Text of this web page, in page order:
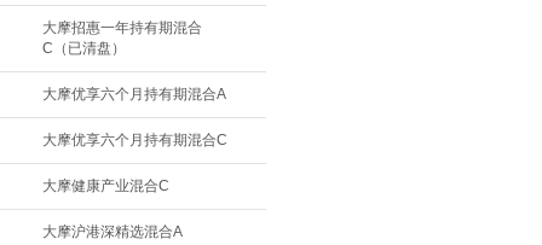
大摩招惠一年持有期混合
C（已清盘）
大摩优享六个月持有期混合A
大摩优享六个月持有期混合C
大摩健康产业混合C
大摩沪港深精选混合A